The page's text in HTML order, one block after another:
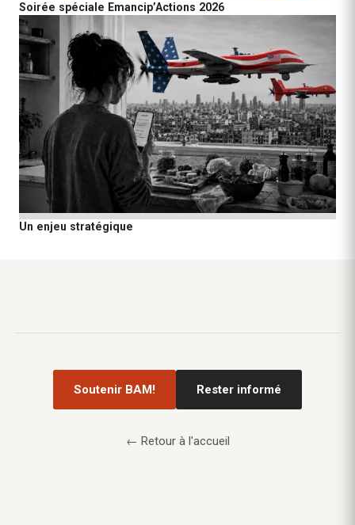
Soirée spéciale Emancip’Actions 2026
Un enjeu stratégique
Soutenir BAM! Rester informé
← Retour à l'accueil